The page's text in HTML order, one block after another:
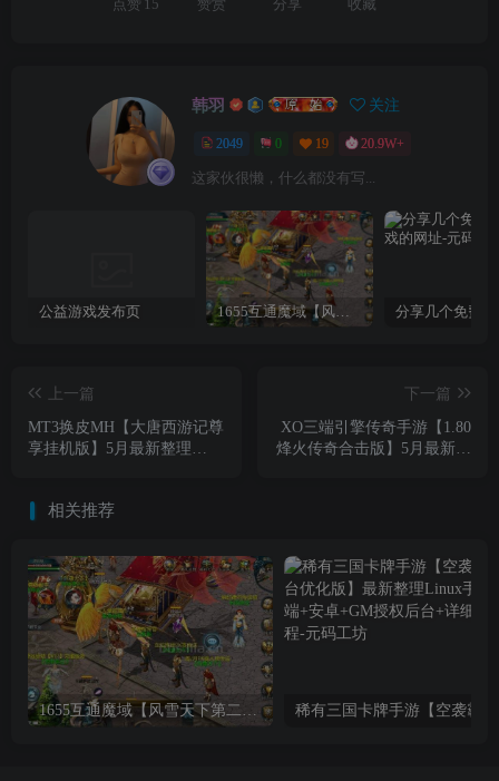
点赞 15 赞赏 分享 收藏
韩羽 关注
2049 0 19 20.9W+
这家伙很懒，什么都没有写...
公益游戏发布页 1655互通魔域【风雪天下第二季】最新整理Win系半手工服务端+本地验证+本地注册+全套工具+详细搭建教程
上一篇
MT3换皮MH【大唐西游记尊
享挂机版】5月最新整理
+详细搭建教程+视频教程
下一篇
XO三端引擎传奇手游【1.80
烽火传奇合击版】5月最新整
相关推荐
1655互通魔域【风雪天下第二季】最新整理Win系半手工服务端+本地验证+本地注册+全套工具+详细搭建教程